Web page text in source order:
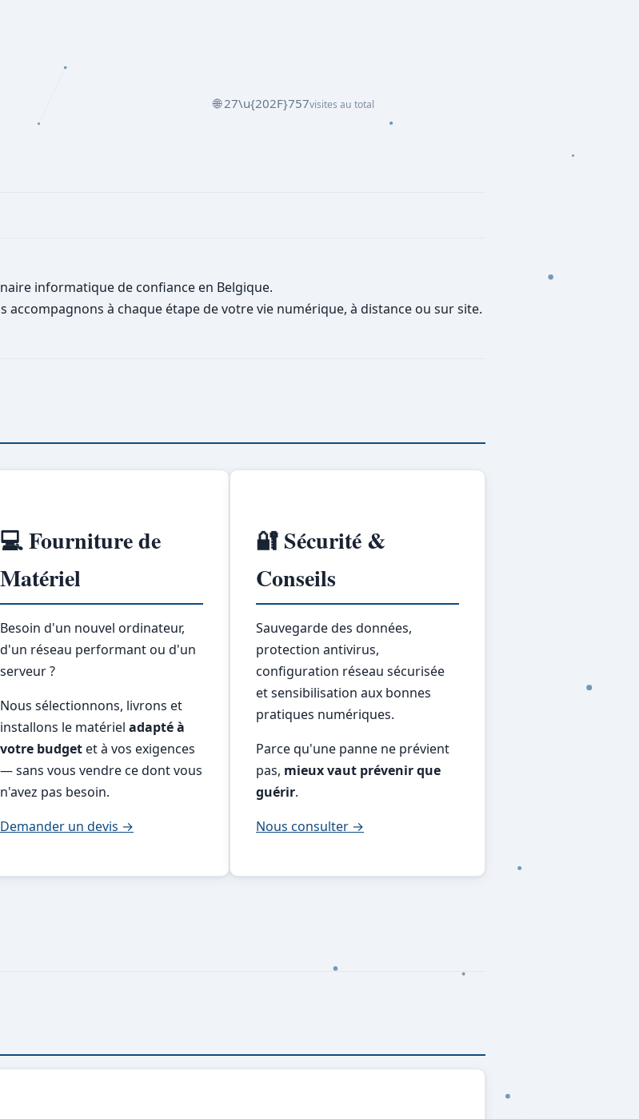
🌐 27\u{202F}757visites au total
informatique de confiance en Belgique.
à chaque étape de votre vie numérique, à distance ou sur site.
💻 Fourniture de
Matériel
Besoin d'un nouvel ordinateur,
d'un réseau performant ou d'un
serveur ?
Nous sélectionnons, livrons et
installons le matériel adapté à
votre budgetet à vos exigences
— sans vous vendre ce dont vous
n'avez pas besoin.
Demander un devis →
🔐 Sécurité &
Conseils
Sauvegarde des données,
protection antivirus,
configuration réseau sécurisée
et sensibilisation aux bonnes
pratiques numériques.
Parce qu'une panne ne prévient
pas, mieux vaut prévenir que
guérir.
Nous consulter →